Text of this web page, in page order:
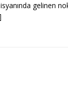
gelinen